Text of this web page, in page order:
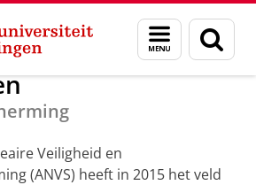
Menu
en
zoeken
Stralingsbescherming
Veiligheid en
(ANVS) heeft in 2015 het veld